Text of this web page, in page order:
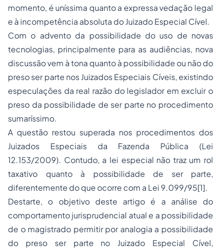
momento, é uníssima quanto a expressa vedação legal
e à incompetência absoluta do Juizado Especial Cível.
Com o advento da possibilidade do uso de novas
tecnologias, principalmente para as audiências, nova
discussão vem à tona quanto à possibilidade ou não do
preso ser parte nos Juizados Especiais Cíveis, existindo
especulações da real razão do legislador em excluir o
preso da possibilidade de ser parte no procedimento
sumaríssimo.
A questão restou superada nos procedimentos dos
Juizados Especiais da Fazenda Pública (Lei
12.153/2009). Contudo, a lei especial não traz um rol
taxativo quanto à possibilidade de ser parte,
diferentemente do que ocorre com a Lei 9.099/95[1].
Destarte, o objetivo deste artigo é a análise do
comportamento jurisprudencial atual e a possibilidade
de o magistrado permitir por analogia a possibilidade
do preso ser parte no Juizado Especial Cível,